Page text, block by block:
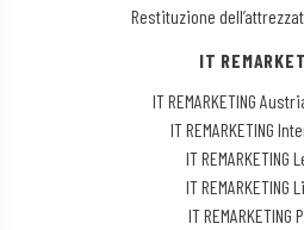
Restituzione
IT
IT REMARKETING
IT REMARKETING
IT REMARKETING
IT REMARKETING
IT REMARKETING